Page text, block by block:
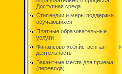
Доступная среда
Стипендии и меры поддержки
обучающихся
Платные образовательные
услуги
Финансово-хозяйственная
деятельность
Вакантные места для приема
(перевода)